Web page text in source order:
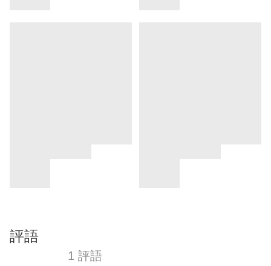
評語
1 評語